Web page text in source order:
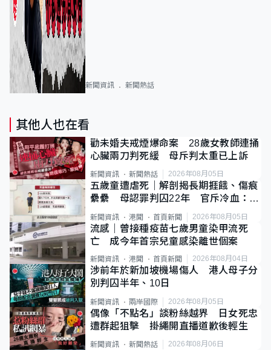
新聞資訊 新聞熱話
其他人也在看
勸未婚夫戒煙爆命案 28歲女教師連捅
心臟兩刀判死緩 母斥判太重已上訴
新聞資訊 新聞熱話 2026年08月05日
五歲童遭虐死｜解剖揭長期捱餓、傷痕
纍纍 母認罪判囚22年 官斥冷血：同
類案最惡劣
新聞資訊 港聞 首頁新聞 2026年08月05日
流感｜曾接種疫苗七歲男童染甲流死
亡 成今年首宗兒童感染離世個案
新聞資訊 港聞 首頁新聞 2026年08月04日
涉前年於新加坡機場傷人 港人母子分
別判囚半年、10日
新聞資訊 兩岸國際 2026年08月05日
偶像「不點名」談粉絲越界 日女死忠
遭群起狙擊 掛繩開直播道歉後輕生
新聞資訊 新聞熱話 2026年08月06日